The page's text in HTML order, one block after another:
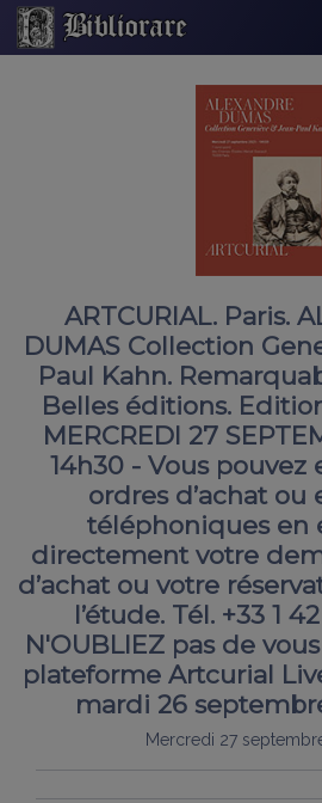
ARTCURIAL. Paris.
DUMAS Collection
Paul Kahn.
Belles éditions.
MERCREDI 27
14h30 - Vous pouvez
ordres d’achat ou
téléphoniques en
directement votre
d’achat ou votre
l’étude. Tél. +33 1
N'OUBLIEZ pas de
plateforme Artcurial
mardi 26
Mercredi 27